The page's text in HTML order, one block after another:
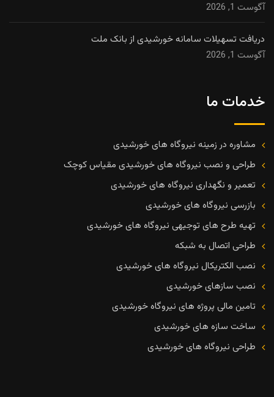
آگوست 1, 2026
دریافت تسهیلات سامانه خورشیدی از بانک ملت
آگوست 1, 2026
خدمات ما
مشاوره در زمینه نیروگاه های خورشیدی
طراحی و نصب نیروگاه های خورشیدی مقیاس کوچک
تعمیر و نگهداری نیروگاه های خورشیدی
بازرسی نیروگاه های خورشیدی
تهیه طرح های توجیهی نیروگاه های خورشیدی
طراحی اتصال به شبکه
نصب الکتریکال نیروگاه های خورشیدی
نصب سازهای خورشیدی
تامین مالی پروژه های نیروگاه خورشیدی
ساخت سازه های خورشیدی
طراحی نیروگاه های خورشیدی